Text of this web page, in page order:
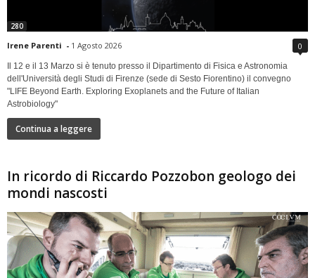
280
Irene Parenti - 1 Agosto 2026 0
Il 12 e il 13 Marzo si è tenuto presso il Dipartimento di Fisica e Astronomia
dell'Università degli Studi di Firenze (sede di Sesto Fiorentino) il convegno
"LIFE Beyond Earth. Exploring Exoplanets and the Future of Italian
Astrobiology"
Continua a leggere
In ricordo di Riccardo Pozzobon geologo dei
mondi nascosti